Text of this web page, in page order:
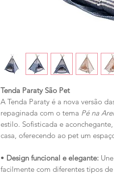
Tenda Paraty São Pet
A Tenda Paraty é a nova versão
repaginada com o tema Pé na
estilo. Sofisticada e
casa, oferecendo ao pet um
• Design funcional e elegante:
facilmente com diferentes tipos